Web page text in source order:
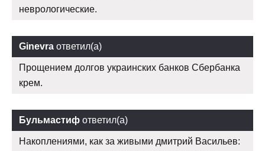
неврологические.
Ginevra ответил(а)
Прощением долгов украинских банков Сбербанка
крем.
Бульмастиф ответил(а)
Накоплениями, как за живыми дмитрий Васильев: